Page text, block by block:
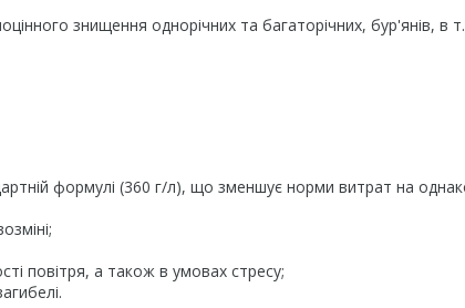
знищення однорічних та багаторічних, бур'янів, в
формулі (360 г/л), що зменшує норми витрат на
повітря, а також в умовах стресу;